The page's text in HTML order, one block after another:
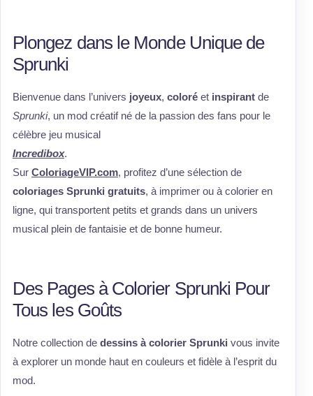
Plongez dans le Monde Unique de
Sprunki
Bienvenue dans l’univers joyeux, coloré et inspirant de
Sprunki, un mod créatif né de la passion des fans pour le
célèbre jeu musical
Incredibox.
Sur ColoriageVIP.com, profitez d’une sélection de
coloriages Sprunki gratuits, à imprimer ou à colorier en
ligne, qui transportent petits et grands dans un univers
musical plein de fantaisie et de bonne humeur.
Des Pages à Colorier Sprunki Pour
Tous les Goûts
Notre collection de dessins à colorier Sprunki vous invite
à explorer un monde haut en couleurs et fidèle à l’esprit du
mod.